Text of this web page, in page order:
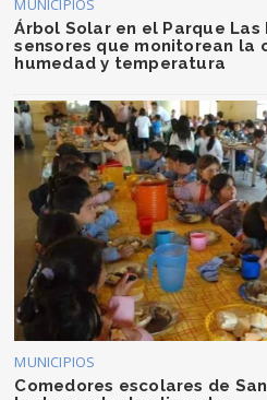
MUNICIPIOS
Árbol Solar en el Parque Las
sensores que monitorean la
humedad y temperatura
MUNICIPIOS
Comedores escolares de